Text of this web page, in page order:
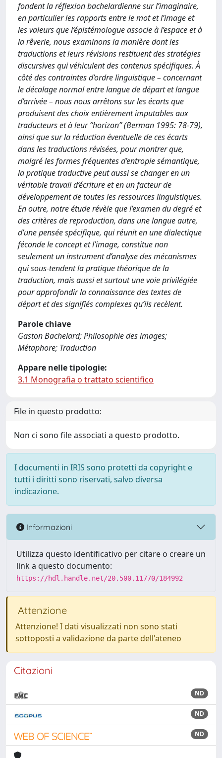
fondent la réflexion bachelardienne sur l’imaginaire,
en particulier les rapports entre le mot et l’image et
les valeurs que l’épistémologue associe à l’espace et à
la rêverie, nous examinons la manière dont les
traductions et leurs révisions restituent des stratégies
discursives qui véhiculent des contenus spécifiques. À
côté des contraintes d’ordre linguistique – concernant
le décalage normal entre langue de départ et langue
d’arrivée – nous nous arrêtons sur les écarts que
produisent des choix entièrement imputables aux
traducteurs et à leur “horizon” (Berman 1995: 78-79),
ainsi que sur la réduction éventuelle de ces écarts
dans les traductions révisées, pour montrer que,
malgré les formes fréquentes d’entropie sémantique,
la pratique traductive peut aussi se changer en un
véritable travail d’écriture et en un facteur de
développement de toutes les ressources linguistiques.
En outre, notre étude révèle que l’examen du degré et
des critères de reproduction, dans une langue autre,
d’une pensée spécifique, qui réunit en une dialectique
féconde le concept et l’image, constitue non
seulement un instrument d’analyse des mécanismes
qui sous-tendent la pratique théorique de la
traduction, mais aussi et surtout une voie privilégiée
pour approfondir la connaissance des textes de
départ et des signifiés complexes qu’ils recèlent.
Parole chiave
Gaston Bachelard; Philosophie des images;
Métaphore; Traduction
Appare nelle tipologie:
3.1 Monografia o trattato scientifico
File in questo prodotto:
Non ci sono file associati a questo prodotto.
I documenti in IRIS sono protetti da copyright e
tutti i diritti sono riservati, salvo diversa
indicazione.
Informazioni
Utilizza questo identificativo per citare o creare un
link a questo documento:
https://hdl.handle.net/20.500.11770/184992
Attenzione
Attenzione! I dati visualizzati non sono stati
sottoposti a validazione da parte dell'ateneo
Citazioni
ND
ND
ND